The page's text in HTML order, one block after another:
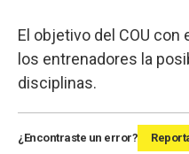
El objetivo del COU
los entrenadores la
disciplinas.
¿Encontraste un error?